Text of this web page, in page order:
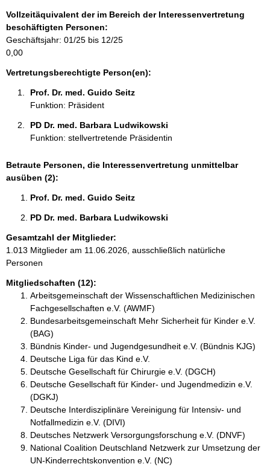
t
i
o
n
e
Vollzeitäquivalent der im Bereich der Interessenvertretung
beschäftigten Personen:
Geschäftsjahr: 01/25 bis 12/25
0,00
Vertretungsberechtigte Person(en):
Prof. Dr. med. Guido Seitz
Funktion: Präsident
PD Dr. med. Barbara Ludwikowski
Funktion: stellvertretende Präsidentin
Betraute Personen, die Interessenvertretung unmittelbar
ausüben (2):
Prof. Dr. med. Guido Seitz
PD Dr. med. Barbara Ludwikowski
Gesamtzahl der Mitglieder:
1.013 Mitglieder am 11.06.2026, ausschließlich natürliche
Personen
Mitgliedschaften (12):
Arbeitsgemeinschaft der Wissenschaftlichen Medizinischen
Fachgesellschaften e.V. (AWMF)
Bundesarbeitsgemeinschaft Mehr Sicherheit für Kinder e.V.
(BAG)
Bündnis Kinder- und Jugendgesundheit e.V. (Bündnis KJG)
Deutsche Liga für das Kind e.V.
Deutsche Gesellschaft für Chirurgie e.V. (DGCH)
Deutsche Gesellschaft für Kinder- und Jugendmedizin e.V.
(DGKJ)
Deutsche Interdisziplinäre Vereinigung für Intensiv- und
Notfallmedizin e.V. (DIVI)
Deutsches Netzwerk Versorgungsforschung e.V. (DNVF)
National Coalition Deutschland Netzwerk zur Umsetzung der
UN-Kinderrechtskonvention e.V. (NC)